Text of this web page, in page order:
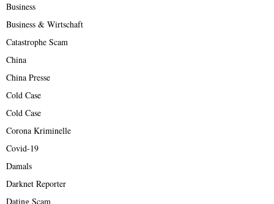
Business
Business & Wirtschaft
Catastrophe Scam
China
China Presse
Cold Case
Cold Case
Corona Kriminelle
Covid-19
Damals
Darknet Reporter
Dating Scam